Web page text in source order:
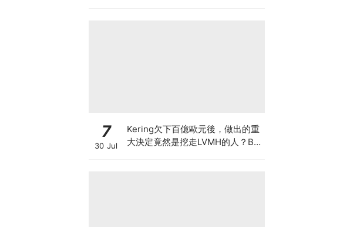
7
30 Jul
Kering欠下百億歐元後，做出的重
大決定竟然是挖走LVMH的人？BV